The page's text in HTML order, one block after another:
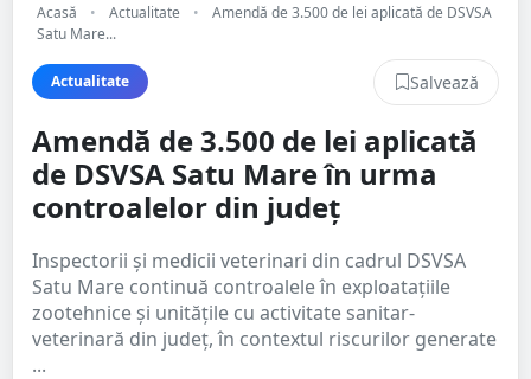
Acasă • Actualitate •
Amendă de 3.500 de lei aplicată de DSVSA
Satu Mare...
Actualitate Salvează
Amendă de 3.500 de lei aplicată
de DSVSA Satu Mare în urma
controalelor din județ
Inspectorii și medicii veterinari din cadrul DSVSA
Satu Mare continuă controalele în exploatațiile
zootehnice și unitățile cu activitate sanitar-
veterinară din județ, în contextul riscurilor generate
...